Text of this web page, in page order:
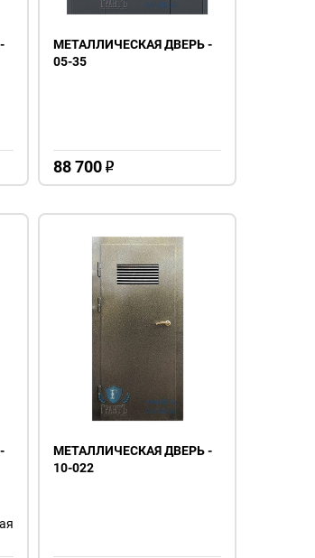
МЕТАЛЛИЧЕСКАЯ ДВЕРЬ -
05-35
88 700 o
МЕТАЛЛИЧЕСКАЯ ДВЕРЬ -
10-022